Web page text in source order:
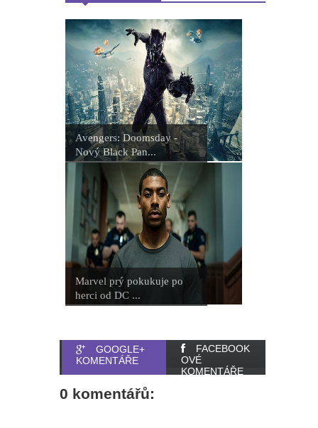
Avengers: Doomsday -
Nový Black Pan...
Marvel prý pokukuje po
herci od DC ...
GOOGLE+
KOMENTÁŘE
FACEBOOK
OVÉ
KOMENTÁŘE
0 komentářů: